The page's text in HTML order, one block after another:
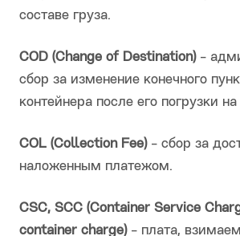
составе груза.
COD (Change of Destination)-
сбор за изменение конечного
контейнера после его погрузки
COL (Collection Fee)- сбор за
наложенным платежом.
CSC, SCC (Container Service
container charge)- плата,